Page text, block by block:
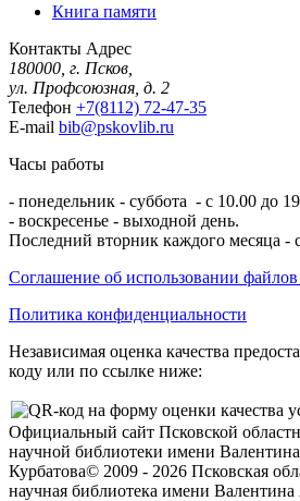
Книга памяти
Контакты Адрес
180000, г. Псков,
ул. Профсоюзная, д. 2
Телефон +7(8112) 72-47-35
E-mail bib@pskovlib.ru
Часы работы
- понедельник - суббота - с 10.00 до
- воскресенье - выходной день.
Последний вторник каждого месяца -
Соглашение об использовании
Политика конфиденциальности
Независимая оценка качества
коду или по ссылке ниже:
Официальный сайт Псковской
научной библиотеки имени
Курбатова© 2009 - 2026 Псковская
научная библиотека имени Валентина